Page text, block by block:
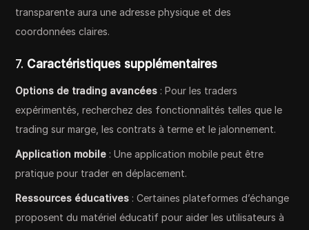
transparente aura une adresse physique et des
coordonnées claires.
7. Caractéristiques supplémentaires
Options de trading avancées : Pour les traders
expérimentés, recherchez des fonctionnalités telles que le
trading sur marge, les contrats à terme et le jalonnement.
Application mobile : Une application mobile peut être
pratique pour trader en déplacement.
Ressources éducatives : Certaines plateformes d’échange
proposent du matériel éducatif pour aider les utilisateurs à